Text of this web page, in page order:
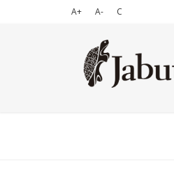
A+ A- C